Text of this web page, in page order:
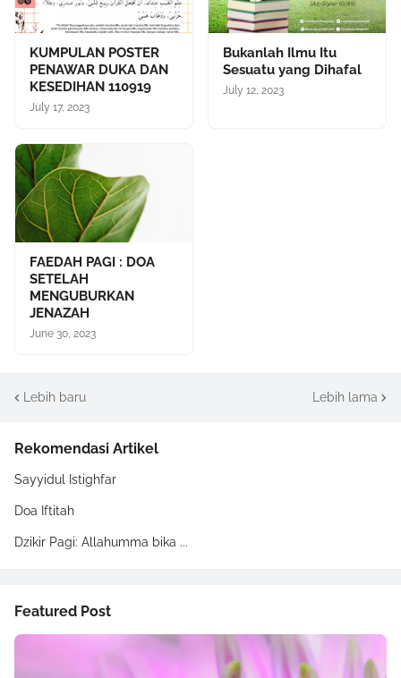
KUMPULAN POSTER
PENAWAR DUKA DAN
KESEDIHAN 110919
July 17, 2023
Bukanlah Ilmu Itu
Sesuatu yang Dihafal
July 12, 2023
FAEDAH PAGI : DOA
SETELAH
MENGUBURKAN
JENAZAH
June 30, 2023
Lebih baru Lebih lama
Rekomendasi Artikel
Sayyidul Istighfar
Doa Iftitah
Dzikir Pagi: Allahumma bika ...
Featured Post